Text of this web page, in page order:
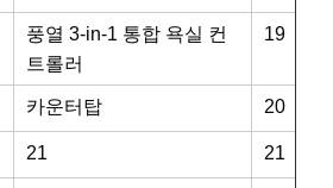
풍열 3-in-1 통합 욕실 컨
트롤러
19
카운터탑 20
21 21